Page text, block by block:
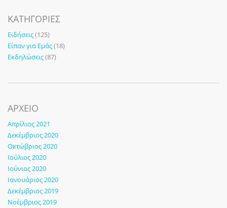
KΑΤΗΓΟΡΊΕΣ
Ειδήσεις(125)
Είπαν για Εμάς(18)
Εκδηλώσεις(87)
ΑΡΧΕΙΟ
Απρίλιος 2021
Δεκέμβριος 2020
Οκτώβριος 2020
Ιούλιος 2020
Ιούνιος 2020
Ιανουάριος 2020
Δεκέμβριος 2019
Νοέμβριος 2019